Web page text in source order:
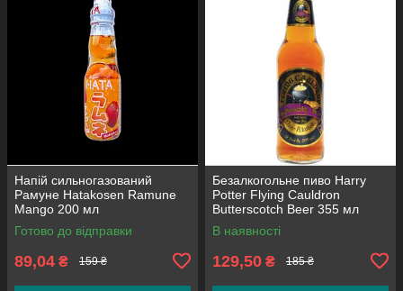
Напій сильногазований
Рамуне Hatakosen Ramune
Mango 200 мл
Готово до відправки
89,04 ₴ 159 ₴
Безалкогольне пиво Harry
Potter Flying Cauldron
Butterscotch Beer 355 мл
В наявності
129,50 ₴ 185 ₴